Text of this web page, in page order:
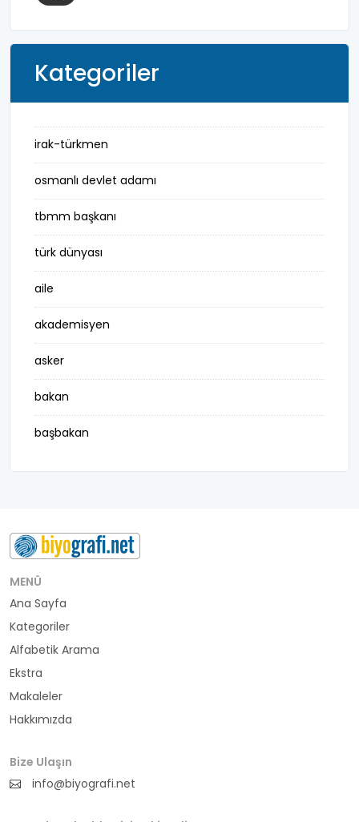
Kategoriler
irak-türkmen
osmanlı devlet adamı
tbmm başkanı
türk dünyası
aile
akademisyen
asker
bakan
başbakan
belediye başkanı
buluş
bürokrat
büyükelçi
cumhurbaşkanı
din adamı
doktor
fotoğrafçı
MENÜ
Ana Sayfa
Kategoriler
Alfabetik Arama
Ekstra
Makaleler
Hakkımızda
Bize Ulaşın
info@biyografi.net